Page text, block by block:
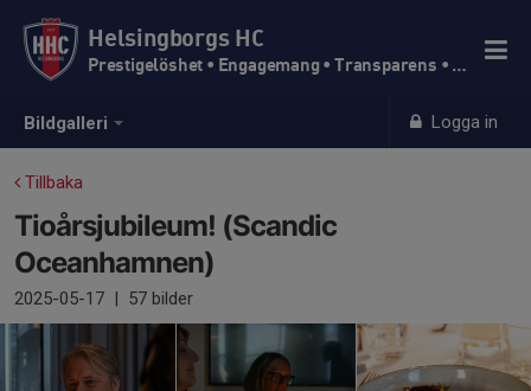
Bildgalleri Logga in
Helsingborgs HC
Prestigelöshet • Engagemang • Transparens • Trivsel
Tillbaka
Tioårsjubileum! (Scandic
Oceanhamnen)
2025-05-17 | 57 bilder